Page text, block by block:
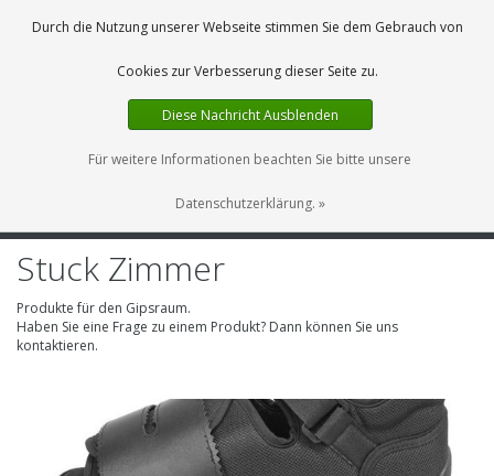
0 Artikel
DE
Stuck Zimmer
Produkte für den Gipsraum.
Haben Sie eine Frage zu einem Produkt? Dann können Sie uns
kontaktieren.
Durch die Nutzung unserer Webseite stimmen Sie dem Gebrauch von
Cookies zur Verbesserung dieser Seite zu.
Diese Nachricht Ausblenden
Für weitere Informationen beachten Sie bitte unsere
Datenschutzerklärung. »